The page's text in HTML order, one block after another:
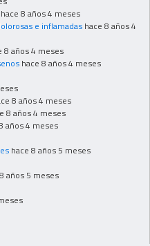
hace 8 años 4 meses
e inflamadas hace 8 años 4
8 años 4 meses
hace 8 años 4 meses
8 años 4 meses
8 años 4 meses
años 4 meses
hace 8 años 5 meses
años 5 meses